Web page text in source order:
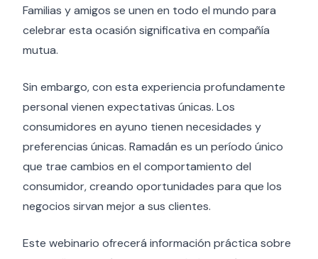
Familias y amigos se unen en todo el mundo para
celebrar esta ocasión significativa en compañía
mutua.
Sin embargo, con esta experiencia profundamente
personal vienen expectativas únicas. Los
consumidores en ayuno tienen necesidades y
preferencias únicas. Ramadán es un período único
que trae cambios en el comportamiento del
consumidor, creando oportunidades para que los
negocios sirvan mejor a sus clientes.
Este webinario ofrecerá información práctica sobre